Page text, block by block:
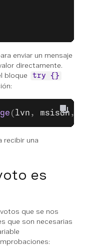
enviar un mensaje
directamente.
bloque try {}
( lvn , msisdn ,
recibir una
es
que se nos
que son necesarias